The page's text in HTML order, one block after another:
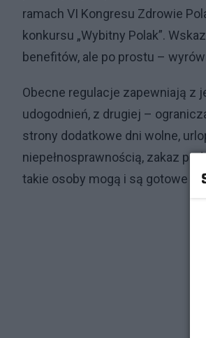
ramach VI Kongresu Zdrowie
konkursu „Wybitny Polak”.
benefitów, ale po prostu –
Obecne regulacje zapewniają z
udogodnień, z drugiej –
strony dodatkowe dni wolne,
niepełnosprawnością, zakaz
takie osoby mogą i są gotowe